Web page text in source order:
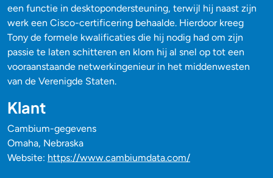
een functie in desktopondersteuning, terwijl hij naast zijn
werk een Cisco-certificering behaalde. Hierdoor kreeg
Tony de formele kwalificaties die hij nodig had om zijn
passie te laten schitteren en klom hij al snel op tot een
vooraanstaande netwerkingenieur in het middenwesten
van de Verenigde Staten.
Klant
Cambium-gegevens
Omaha, Nebraska
Website: https://www.cambiumdata.com/